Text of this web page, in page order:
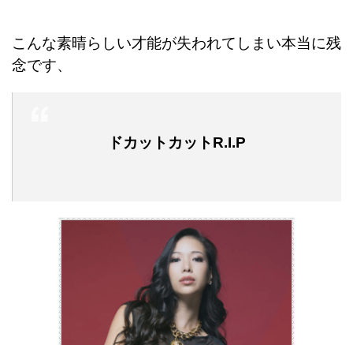
こんな素晴らしい才能が失われてしまい本当に残
念です、
ドカットカットR.I.P